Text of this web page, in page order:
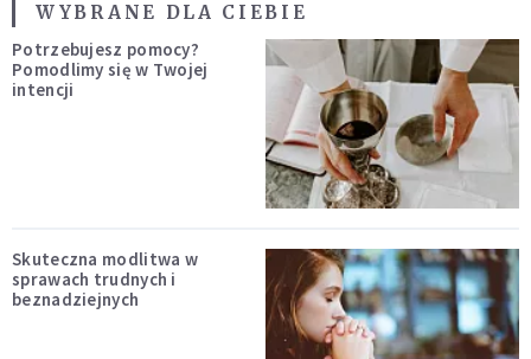
WYBRANE DLA CIEBIE
Potrzebujesz pomocy?
Pomodlimy się w Twojej
intencji
Skuteczna modlitwa w
sprawach trudnych i
beznadziejnych